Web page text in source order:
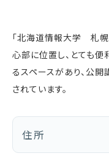
「北海道情報大学 札幌
心部に位置し、とても便
るスペースがあり、公
されています。
住所